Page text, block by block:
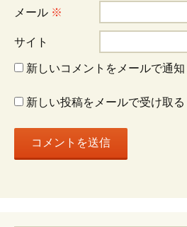
ョ
ン
メール ※
サイト
新しいコメントをメールで通知
新しい投稿をメールで受け取る